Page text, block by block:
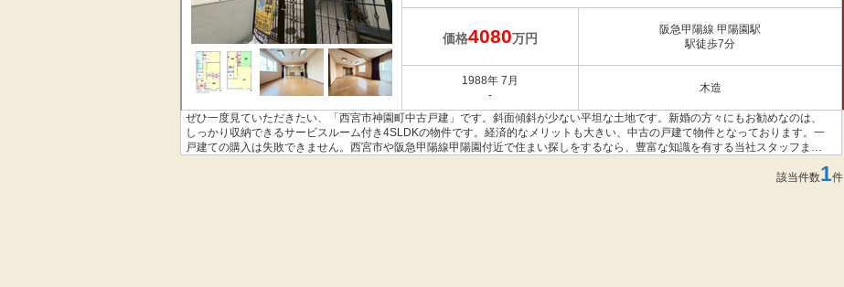
価格4080万円
阪急甲陽線 甲陽園駅
駅徒歩7分
1988年 7月
-
木造
ぜひ一度見ていただきたい、「西宮市神園町中古戸建」です。斜面傾斜が少ない平坦な土地です。新婚の方々にもお勧めなのは、
しっかり収納できるサービスルーム付き4SLDKの物件です。経済的なメリットも大きい、中古の戸建て物件となっております。一
戸建ての購入は失敗できません。西宮市や阪急甲陽線甲陽園付近で住まい探しをするなら、豊富な知識を有する当社スタッフまで
該当件数1件